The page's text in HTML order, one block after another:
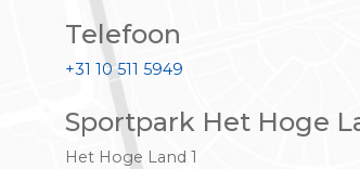
Telefoon
+31 10 511 5949
Sportpark Het Hoge
Het Hoge Land 1